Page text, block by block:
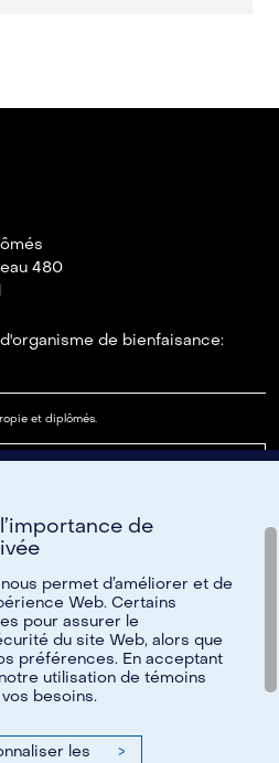
480
de bienfaisance:
et diplômés.
invitons à communiquer avec
de
permet d’améliorer et de
Web. Certains
pour assurer le
du site Web, alors que
préférences. En acceptant
utilisation de témoins
besoins.
les
>